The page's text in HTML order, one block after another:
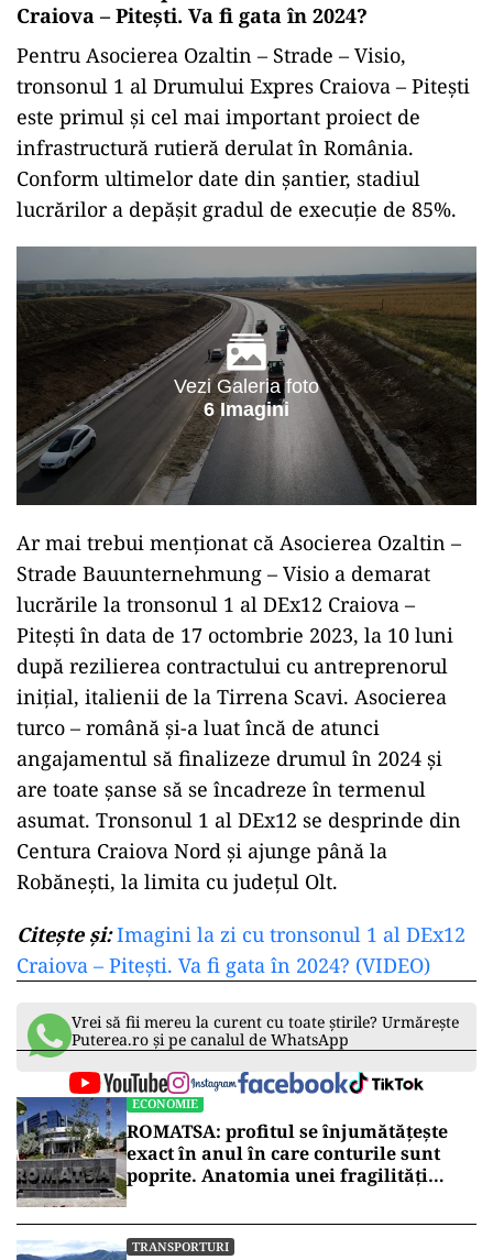
Craiova – Pitești. Va fi gata în 2024?
Pentru Asocierea Ozaltin – Strade – Visio,
tronsonul 1 al Drumului Expres Craiova – Pitești
este primul și cel mai important proiect de
infrastructură rutieră derulat în România.
Conform ultimelor date din șantier, stadiul
lucrărilor a depășit gradul de execuție de 85%.
Vezi Galeria foto
6 Imagini
Ar mai trebui menționat că Asocierea Ozaltin –
Strade Bauunternehmung – Visio a demarat
lucrările la tronsonul 1 al DEx12 Craiova –
Pitești în data de 17 octombrie 2023, la 10 luni
după rezilierea contractului cu antreprenorul
inițial, italienii de la Tirrena Scavi. Asocierea
turco – română și-a luat încă de atunci
angajamentul să finalizeze drumul în 2024 și
are toate șanse să se încadreze în termenul
asumat. Tronsonul 1 al DEx12 se desprinde din
Centura Craiova Nord și ajunge până la
Robănești, la limita cu județul Olt.
Citește și:Imagini la zi cu tronsonul 1 al DEx12
Craiova – Pitești. Va fi gata în 2024? (VIDEO)
Vrei să fii mereu la curent cu toate știrile? Urmărește
Puterea.ro și pe canalul de WhatsApp
ECONOMIE
ROMATSA: profitul se înjumătățește
exact în anul în care conturile sunt
poprite. Anatomia unei fragilități
TRANSPORTURI